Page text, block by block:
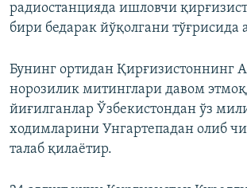
радиостанцияда ишловчи
бири бедарак йўқолгани тўғрисида
Бунинг ортидан Қирғизистоннинг
норозилик митинглари давом
йиғилганлар Ўзбекистондан ўз
ходимларини Унгартепадан олиб
талаб қилаётир.